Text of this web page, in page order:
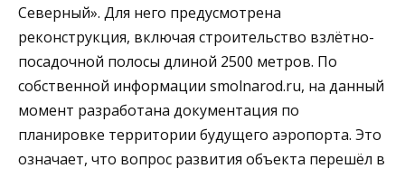
Северный». Для него предусмотрена
реконструкция, включая строительство взлётно-
посадочной полосы длиной 2500 метров. По
собственной информации smolnarod.ru, на данный
момент разработана документация по
планировке территории будущего аэропорта. Это
означает, что вопрос развития объекта перешёл в